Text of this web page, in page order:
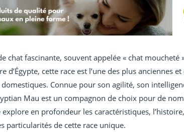
chat fascinante, souvent appelée « chat moucheté
d’Égypte, cette race est l’une des plus anciennes
Connue pour son agilité, son
Mau est un compagnon de choix pour de
en profondeur les caractéristiques,
particularités de cette race unique.